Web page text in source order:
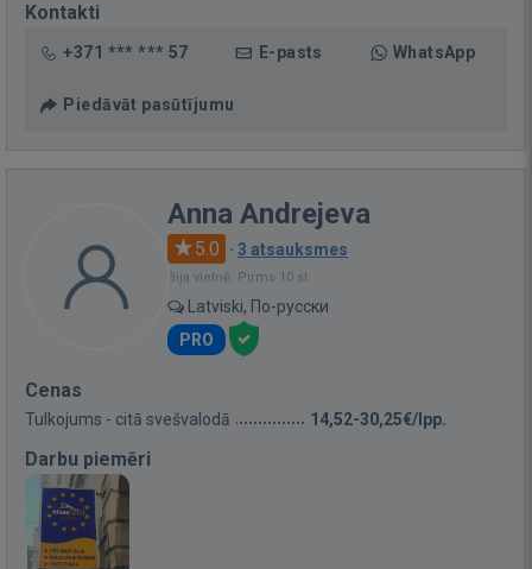
Kontakti
+371 *** *** 57 E-pasts WhatsApp
Piedāvāt pasūtījumu
Anna Andrejeva
5.0 · 3 atsauksmes
Bija vietnē: Pirms 10 st.
Latviski, По-русски
PRO
Cenas
Tulkojums - citā svešvalodā 14,52-30,25€/lpp.
Darbu piemēri